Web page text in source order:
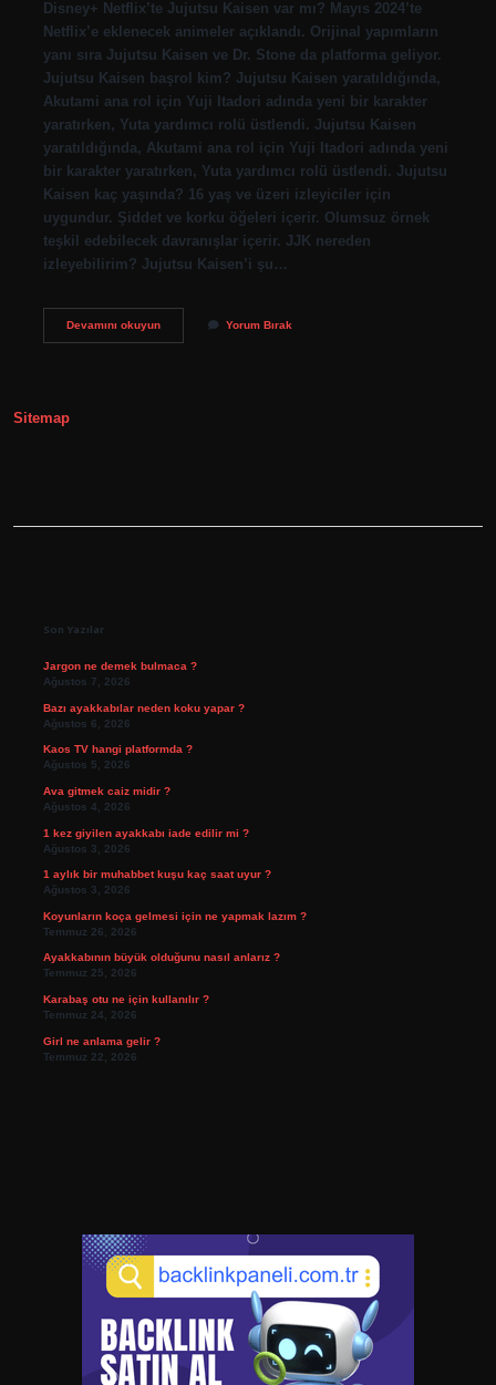
Disney+ Netflix’te Jujutsu Kaisen var mı? Mayıs 2024’te
Netflix’e eklenecek animeler açıklandı. Orijinal yapımların
yanı sıra Jujutsu Kaisen ve Dr. Stone da platforma geliyor.
Jujutsu Kaisen başrol kim? Jujutsu Kaisen yaratıldığında,
Akutami ana rol için Yuji Itadori adında yeni bir karakter
yaratırken, Yuta yardımcı rolü üstlendi. Jujutsu Kaisen
yaratıldığında, Akutami ana rol için Yuji Itadori adında yeni
bir karakter yaratırken, Yuta yardımcı rolü üstlendi. Jujutsu
Kaisen kaç yaşında? 16 yaş ve üzeri izleyiciler için
uygundur. Şiddet ve korku öğeleri içerir. Olumsuz örnek
teşkil edebilecek davranışlar içerir. JJK nereden
izleyebilirim? Jujutsu Kaisen’i şu…
Devamını okuyunJujutsu
Yorum Bırak
Sitemap
Son Yazılar
Jargon ne demek bulmaca ?
Ağustos 7, 2026
Bazı ayakkabılar neden koku yapar ?
Ağustos 6, 2026
Kaos TV hangi platformda ?
Ağustos 5, 2026
Ava gitmek caiz midir ?
Ağustos 4, 2026
1 kez giyilen ayakkabı iade edilir mi ?
Ağustos 3, 2026
1 aylık bir muhabbet kuşu kaç saat uyur ?
Ağustos 3, 2026
Koyunların koça gelmesi için ne yapmak lazım ?
Temmuz 26, 2026
Ayakkabının büyük olduğunu nasıl anlarız ?
Temmuz 25, 2026
Karabaş otu ne için kullanılır ?
Temmuz 24, 2026
Girl ne anlama gelir ?
Temmuz 22, 2026